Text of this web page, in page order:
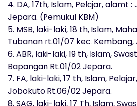
4. DA, 17th, Islam, Pelajar, alamt :
Jepara. (Pemukul KBM)
5. MSB, laki-laki, 18 th, Islam,
Tubanan rt.01/07 kec. Kembang,
6. ABR, laki-laki, 19 th, Islam,
Bapangan Rt.01/02 Jepara.
7. FA, laki-laki, 17 th, Islam,
Jobokuto Rt.06/02 Jepara.
8. SAG, laki-laki, 17 Th, Islam,